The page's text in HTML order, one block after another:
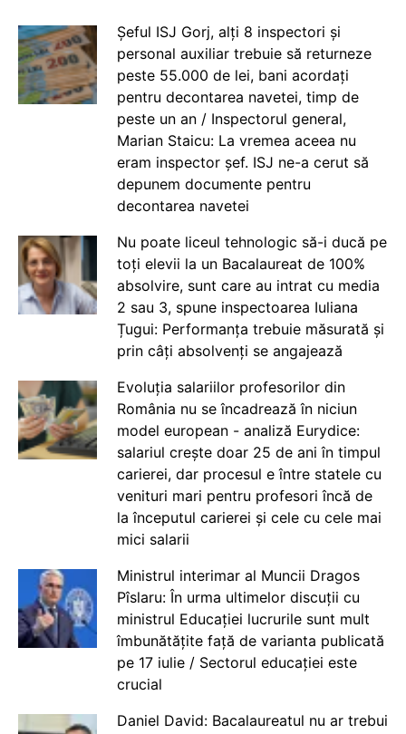
Șeful ISJ Gorj, alți 8 inspectori și
personal auxiliar trebuie să returneze
peste 55.000 de lei, bani acordați
pentru decontarea navetei, timp de
peste un an / Inspectorul general,
Marian Staicu: La vremea aceea nu
eram inspector șef. ISJ ne-a cerut să
depunem documente pentru
decontarea navetei
Nu poate liceul tehnologic să-i ducă pe
toți elevii la un Bacalaureat de 100%
absolvire, sunt care au intrat cu media
2 sau 3, spune inspectoarea Iuliana
Țugui: Performanța trebuie măsurată și
prin câți absolvenți se angajează
Evoluția salariilor profesorilor din
România nu se încadrează în niciun
model european - analiză Eurydice:
salariul crește doar 25 de ani în timpul
carierei, dar procesul e între statele cu
venituri mari pentru profesori încă de
la începutul carierei și cele cu cele mai
mici salarii
Ministrul interimar al Muncii Dragos
Pîslaru: În urma ultimelor discuții cu
ministrul Educației lucrurile sunt mult
îmbunătățite față de varianta publicată
pe 17 iulie / Sectorul educației este
crucial
Daniel David: Bacalaureatul nu ar trebui